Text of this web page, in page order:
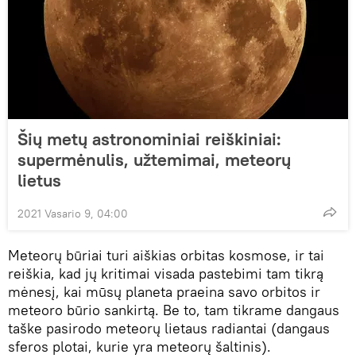
Šių metų astronominiai reiškiniai:
supermėnulis, užtemimai, meteorų
lietus
2021 Vasario 9, 04:00
Meteorų būriai turi aiškias orbitas kosmose, ir tai
reiškia, kad jų kritimai visada pastebimi tam tikrą
mėnesį, kai mūsų planeta praeina savo orbitos ir
meteoro būrio sankirtą. Be to, tam tikrame dangaus
taške pasirodo meteorų lietaus radiantai (dangaus
sferos plotai, kurie yra meteorų šaltinis).